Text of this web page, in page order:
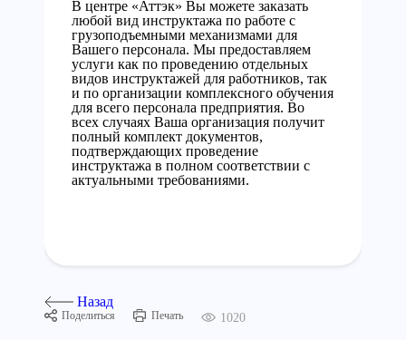
В центре «Аттэк» Вы можете заказать
любой вид инструктажа по работе с
грузоподъемными механизмами для
Вашего персонала. Мы предоставляем
услуги как по проведению отдельных
видов инструктажей для работников, так
и по организации комплексного обучения
для всего персонала предприятия. Во
всех случаях Ваша организация получит
полный комплект документов,
подтверждающих проведение
инструктажа в полном соответствии с
актуальными требованиями.
Назад
Поделиться Печать 1020